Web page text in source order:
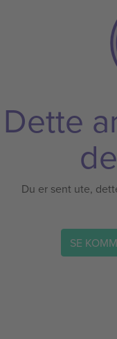
Dette
Du er sent ute,
SE